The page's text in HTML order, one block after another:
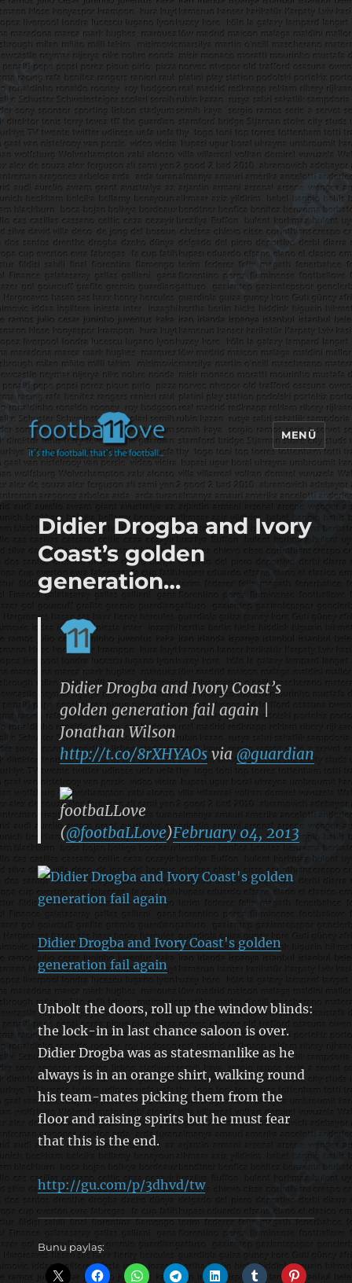
footbaLLove
MENÜ
Didier Drogba and Ivory
Coast’s golden
generation…
Didier Drogba and Ivory Coast’s
golden generation fail again |
Jonathan Wilson
http://t.co/8rXHYAOsvia @guardian
footbaLLove
(@footbaLLove)February 04, 2013
Didier Drogba and Ivory Coast's golden
generation fail again
Unbolt the doors, roll up the window blinds:
the lock-in in last chance saloon is over.
Didier Drogba was as statesmanlike as he
always is in an orange shirt, walking round
his team-mates picking them from the
floor and raising spirits but he must fear
that this is the end.
http://gu.com/p/3dhvd/tw
Bunu paylaş: